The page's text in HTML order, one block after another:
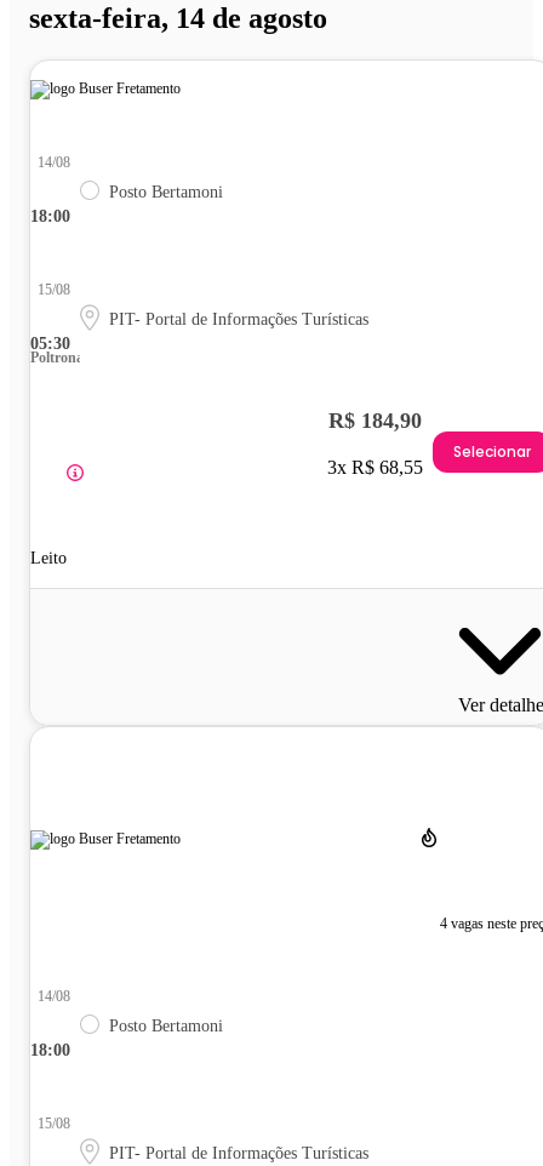
sexta-feira, 14 de agosto
18:00
14/08
Posto Bertamoni
05:30
15/08
PIT- Portal de Informações Turísticas
Poltrona
Leito
R$ 184,90
3x R$ 68,55
Selecionar
Ver
4 vagas neste
18:00
14/08
Posto Bertamoni
15/08
PIT- Portal de Informações Turísticas